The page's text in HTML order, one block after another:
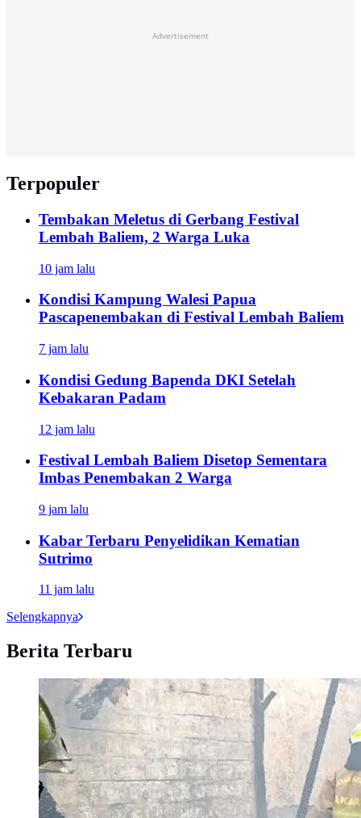
Advertisement
Terpopuler
Tembakan Meletus di Gerbang Festival
Lembah Baliem, 2 Warga Luka
10 jam lalu
Kondisi Kampung Walesi Papua
Pascapenembakan di Festival Lembah Baliem
7 jam lalu
Kondisi Gedung Bapenda DKI Setelah
Kebakaran Padam
12 jam lalu
Festival Lembah Baliem Disetop Sementara
Imbas Penembakan 2 Warga
9 jam lalu
Kabar Terbaru Penyelidikan Kematian
Sutrimo
11 jam lalu
Selengkapnya
Berita Terbaru